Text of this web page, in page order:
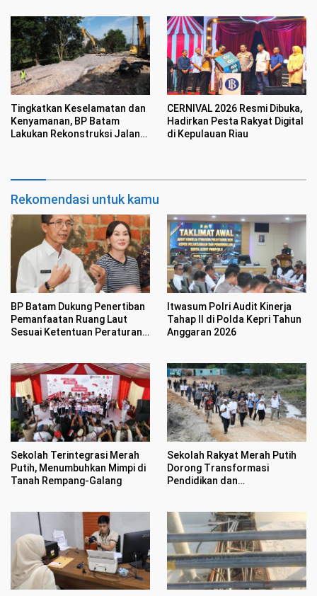
Tingkatkan Keselamatan dan
Kenyamanan, BP Batam
Lakukan Rekonstruksi Jalan
CERNIVAL 2026 Resmi Dibuka,
Hadirkan Pesta Rakyat Digital
di Kepulauan Riau
Rekomendasi untuk kamu
BP Batam Dukung Penertiban
Pemanfaatan Ruang Laut
Sesuai Ketentuan Peraturan
Itwasum Polri Audit Kinerja
Tahap II di Polda Kepri Tahun
Anggaran 2026
Sekolah Terintegrasi Merah
Putih, Menumbuhkan Mimpi di
Tanah Rempang-Galang
Sekolah Rakyat Merah Putih
Dorong Transformasi
Pendidikan dan